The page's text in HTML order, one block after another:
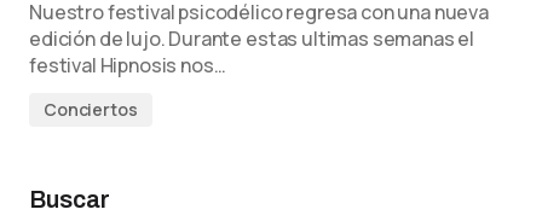
Nuestro festival psicodélico regresa con una nueva
edición de lujo. Durante estas ultimas semanas el
festival Hipnosis nos…
Conciertos
Buscar